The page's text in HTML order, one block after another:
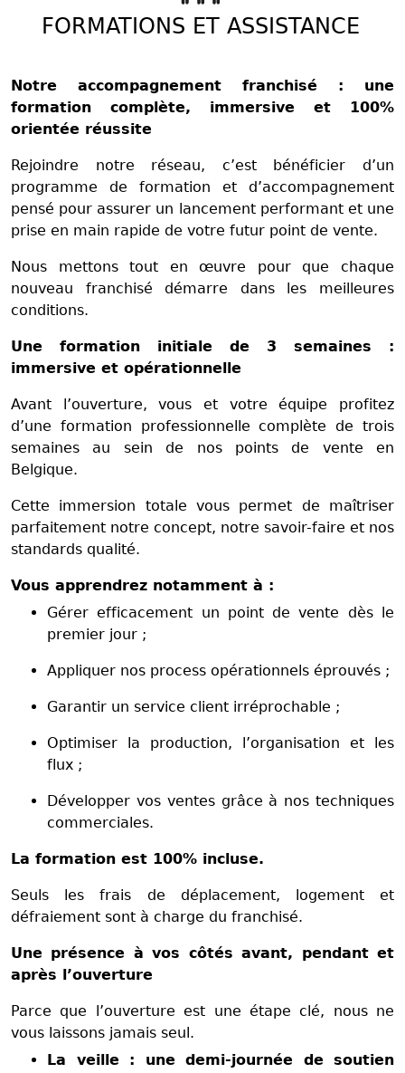
FORMATIONS ET ASSISTANCE
Notre accompagnement franchisé : une
formation complète, immersive et 100%
orientée réussite
Rejoindre notre réseau, c’est bénéficier d’un
programme de formation et d’accompagnement
pensé pour assurer un lancement performant et une
prise en main rapide de votre futur point de vente.
Nous mettons tout en œuvre pour que chaque
nouveau franchisé démarre dans les meilleures
conditions.
Une formation initiale de 3 semaines :
immersive et opérationnelle
Avant l’ouverture, vous et votre équipe profitez
d’une formation professionnelle complète de trois
semaines au sein de nos points de vente en
Belgique.
Cette immersion totale vous permet de maîtriser
parfaitement notre concept, notre savoir-faire et nos
standards qualité.
Vous apprendrez notamment à :
Gérer efficacement un point de vente dès le
premier jour ;
Appliquer nos process opérationnels éprouvés ;
Garantir un service client irréprochable ;
Optimiser la production, l’organisation et les
flux ;
Développer vos ventes grâce à nos techniques
commerciales.
La formation est 100% incluse.
Seuls les frais de déplacement, logement et
défraiement sont à charge du franchisé.
Une présence à vos côtés avant, pendant et
après l’ouverture
Parce que l’ouverture est une étape clé, nous ne
vous laissons jamais seul.
La veille : une demi-journée de soutien